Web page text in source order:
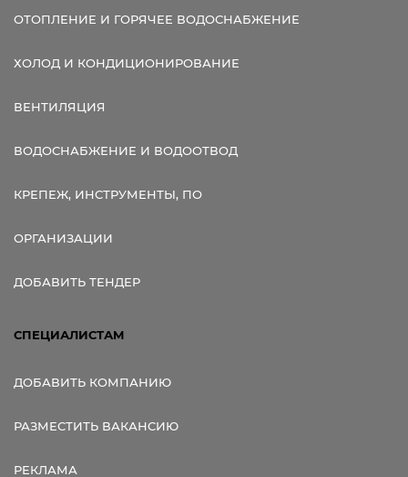
ОТОПЛЕНИЕ И ГОРЯЧЕЕ ВОДОСНАБЖЕНИЕ
ХОЛОД И КОНДИЦИОНИРОВАНИЕ
ВЕНТИЛЯЦИЯ
ВОДОСНАБЖЕНИЕ И ВОДООТВОД
КРЕПЕЖ, ИНСТРУМЕНТЫ, ПО
ОРГАНИЗАЦИИ
ДОБАВИТЬ ТЕНДЕР
СПЕЦИАЛИСТАМ
ДОБАВИТЬ КОМПАНИЮ
РАЗМЕСТИТЬ ВАКАНСИЮ
РЕКЛАМА